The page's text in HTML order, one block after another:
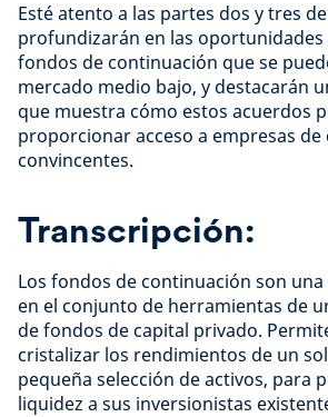
Esté atento a las partes dos y tres
profundizarán en las oportunidades
fondos de continuación que se
mercado medio bajo, y destacarán
que muestra cómo estos acuerdos
proporcionar acceso a empresas
convincentes.
Transcripción:
Los fondos de continuación son
en el conjunto de herramientas de
de fondos de capital privado.
cristalizar los rendimientos de un
pequeña selección de activos, para
liquidez a sus inversionistas